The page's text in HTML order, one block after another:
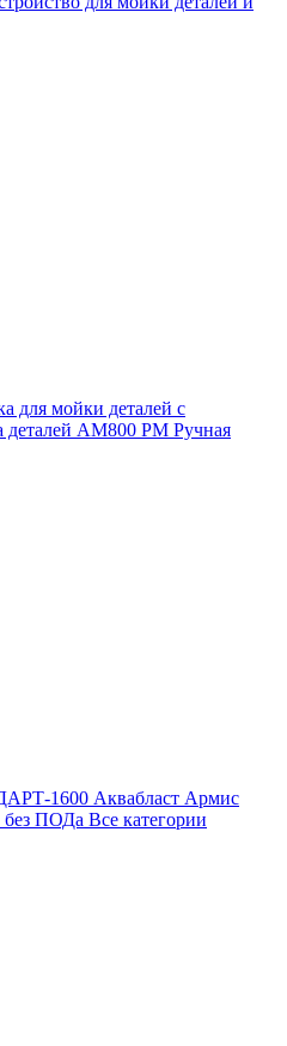
для мойки деталей с
деталей АМ800 РМ Ручная
1600 Аквабласт Армис
без ПОДа Все категории